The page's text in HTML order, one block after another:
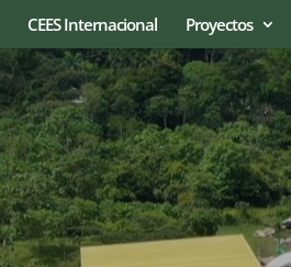
CEES Internacional Proyectos